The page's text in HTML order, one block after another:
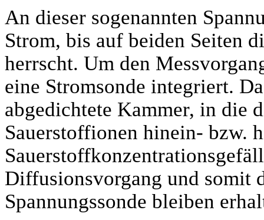
An dieser sogenannten
Strom, bis auf beiden Seiten
herrscht. Um den
eine Stromsonde integriert.
abgedichtete Kammer, in die
Sauerstoffionen hinein- bzw.
Diffusionsvorgang und somit
Spannungssonde bleiben